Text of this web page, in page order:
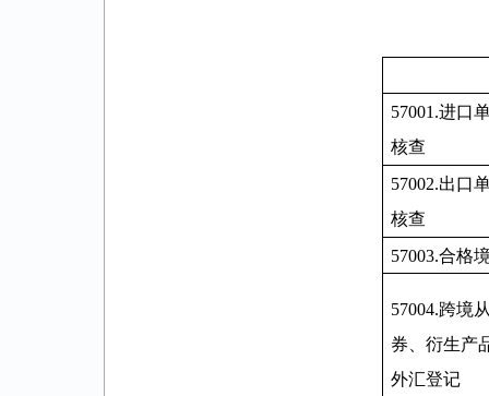
57001.进口
核查
57002.出口
核查
57003.合格
57004.跨境
券、衍生产
外汇登记